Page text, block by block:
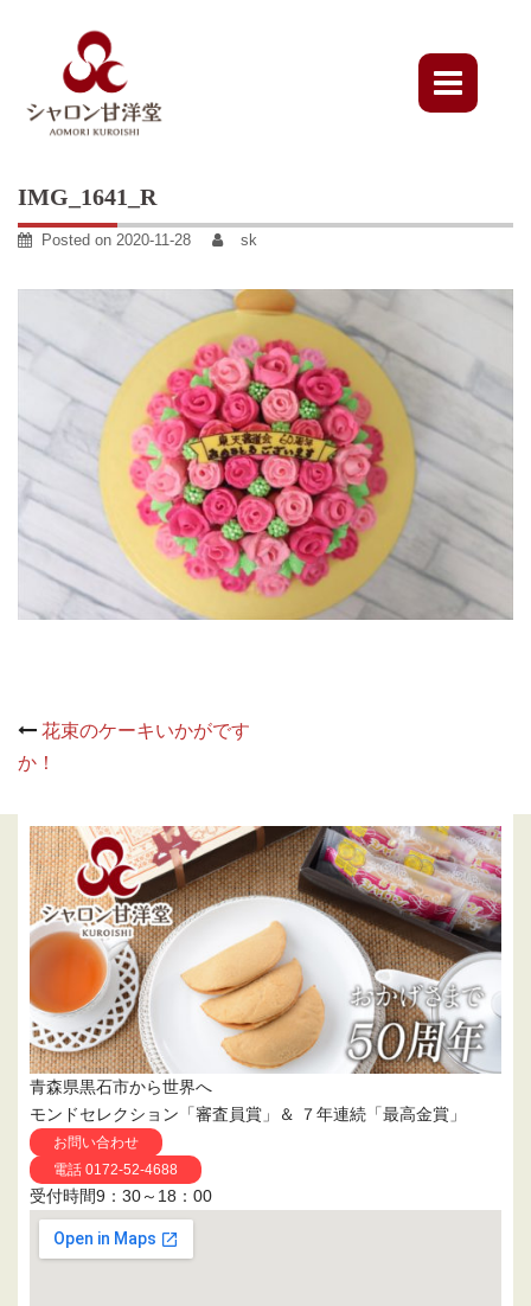
IMG_1641_R
Posted on 2020-11-28 sk
Post
navigation
花束のケーキいかがです
か！
青森県黒石市から世界へ
モンドセレクション「審査員賞」＆ ７年連続「最高金賞」
お問い合わせ
電話 0172-52-4688
受付時間9：30～18：00